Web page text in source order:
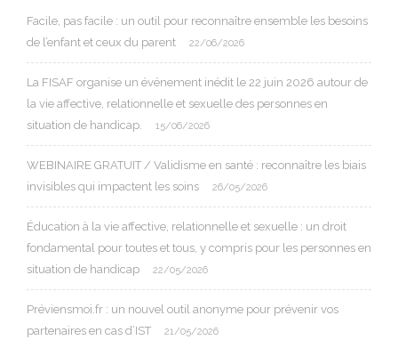
Facile, pas facile : un outil pour reconnaître ensemble les besoins
de l’enfant et ceux du parent
22/06/2026
La FISAF organise un événement inédit le 22 juin 2026 autour de
la vie affective, relationnelle et sexuelle des personnes en
situation de handicap.
15/06/2026
WEBINAIRE GRATUIT / Validisme en santé : reconnaître les biais
invisibles qui impactent les soins
26/05/2026
Éducation à la vie affective, relationnelle et sexuelle : un droit
fondamental pour toutes et tous, y compris pour les personnes en
situation de handicap
22/05/2026
Préviensmoi.fr : un nouvel outil anonyme pour prévenir vos
partenaires en cas d’IST
21/05/2026